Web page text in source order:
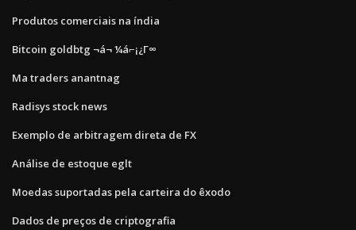
Produtos comerciais na índia
Bitcoin goldbtg ¬á¬ ¼á⌐¡¿Γ∞
Ma traders anantnag
Radisys stock news
Exemplo de arbitragem direta de FX
Análise de estoque eglt
Moedas suportadas pela carteira do êxodo
Dados de preços de criptografia